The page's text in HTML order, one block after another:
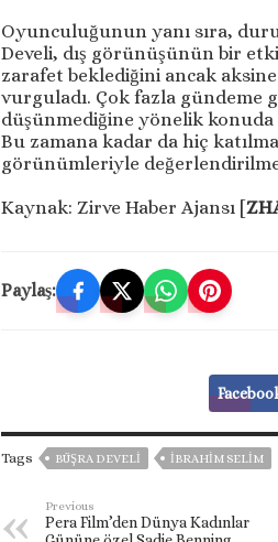
Oyunculuğunun yanı sıra,
Develi, dış görünüşünün bir
zarafet beklediğini ancak
vurguladı. Çok fazla gündeme
düşünmediğine yönelik konuda
Bu zamana kadar da hiç
görünümleriyle
Kaynak: Zirve Haber Ajansı [
Paylaş:
Tags BÜŞRA DEVELI İBRAHIM SELIM
Previous
Pera Film’den Dünya Kadınlar